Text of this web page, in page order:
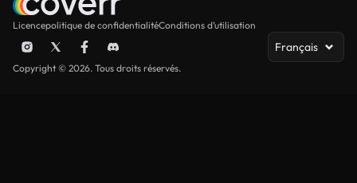
Licencepolitique de confidentialitéConditions d’utilisation
Français
Copyright © 2026. Tous droits réservés.